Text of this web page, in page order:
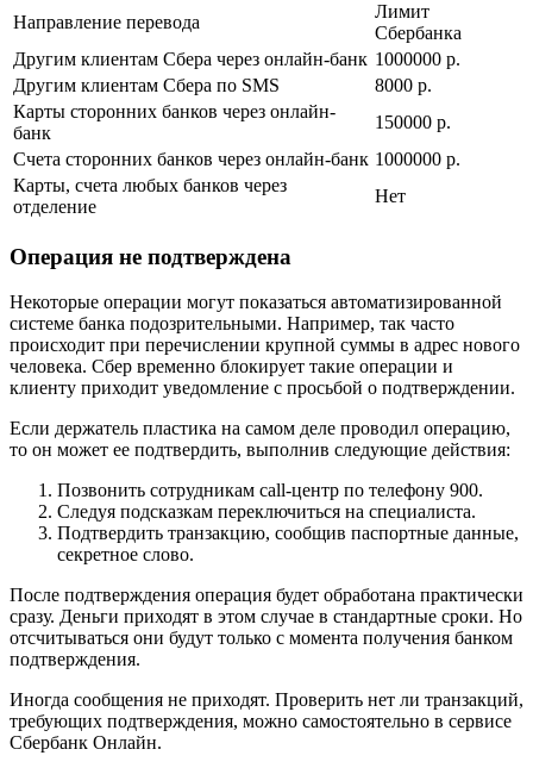
Направление перевода
Лимит
Сбербанка
Другим клиентам Сбера через онлайн-банк 1000000 р.
Другим клиентам Сбера по SMS
8000 р.
Карты сторонних банков через онлайн-
банк
150000 р.
Счета сторонних банков через онлайн-банк 1000000 р.
Карты, счета любых банков через
отделение
Нет
Операция не подтверждена
Некоторые операции могут показаться автоматизированной
системе банка подозрительными. Например, так часто
происходит при перечислении крупной суммы в адрес нового
человека. Сбер временно блокирует такие операции и
клиенту приходит уведомление с просьбой о подтверждении.
Если держатель пластика на самом деле проводил операцию,
то он может ее подтвердить, выполнив следующие действия:
Позвонить сотрудникам call-центр по телефону 900.
Следуя подсказкам переключиться на специалиста.
Подтвердить транзакцию, сообщив паспортные данные,
секретное слово.
После подтверждения операция будет обработана практически
сразу. Деньги приходят в этом случае в стандартные сроки. Но
отсчитываться они будут только с момента получения банком
подтверждения.
Иногда сообщения не приходят. Проверить нет ли транзакций,
требующих подтверждения, можно самостоятельно в сервисе
Сбербанк Онлайн.